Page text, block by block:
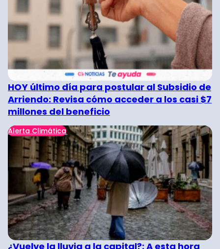
HOY último día para postular al Subsidio de
Arriendo: Revisa cómo acceder a los casi $7
millones del beneficio
Alerta Climática
¿Vuelve la lluvia a la capital?: A esta hora